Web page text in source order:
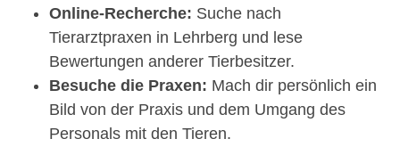
Online-Recherche: Suche nach
Tierarztpraxen in Lehrberg und lese
Bewertungen anderer Tierbesitzer.
Besuche die Praxen: Mach dir persönlich ein
Bild von der Praxis und dem Umgang des
Personals mit den Tieren.